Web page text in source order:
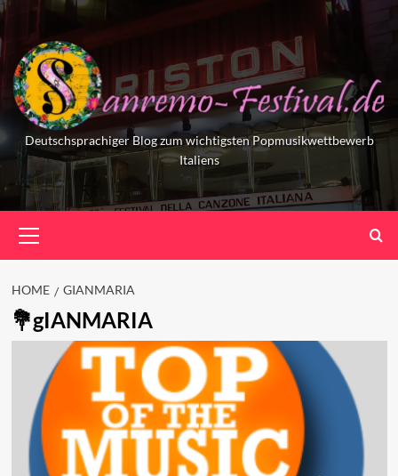
Skip
to
content
Deutschsprachiger Blog zum wichtigsten Popmusikwettbewerb
Italiens
Menu
HOME GIANMARIA
gIANMARIA